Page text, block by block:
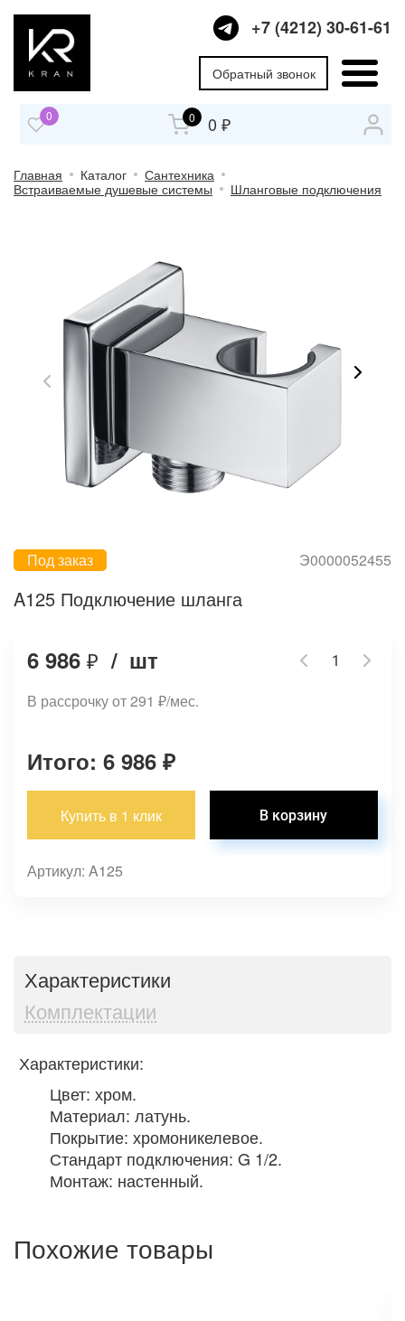
+7 (4212) 30-61-61
Обратный звонок
0 0 0 ₽
Главная Каталог
Сантехника
Встраиваемые душевые системы
Шланговые подключения
Под заказ Э0000052455
A125 Подключение шланга
6 986 ₽ / шт
В рассрочку от 291 ₽/мес.
Итого: 6 986 ₽
Купить в 1 клик
Артикул: A125
Характеристики
Комплектации
Характеристики:
Цвет: хром.
Материал: латунь.
Покрытие: хромоникелевое.
Стандарт подключения: G 1/2.
Монтаж: настенный.
Похожие товары